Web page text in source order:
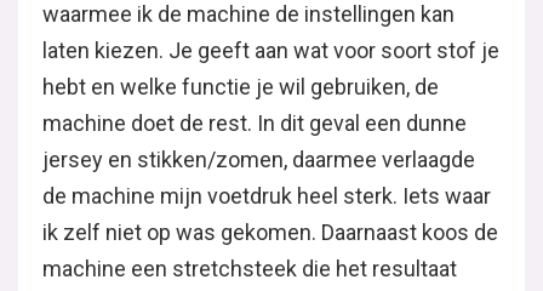
waarmee ik de machine de instellingen kan
laten kiezen. Je geeft aan wat voor soort stof je
hebt en welke functie je wil gebruiken, de
machine doet de rest. In dit geval een dunne
jersey en stikken/zomen, daarmee verlaagde
de machine mijn voetdruk heel sterk. Iets waar
ik zelf niet op was gekomen. Daarnaast koos de
machine een stretchsteek die het resultaat